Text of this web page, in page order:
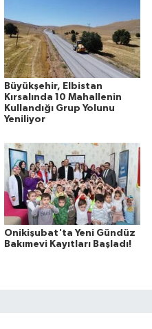
Büyükşehir, Elbistan
Kırsalında 10 Mahallenin
Kullandığı Grup Yolunu
Yeniliyor
Onikişubat'ta Yeni Gündüz
Bakımevi Kayıtları Başladı!